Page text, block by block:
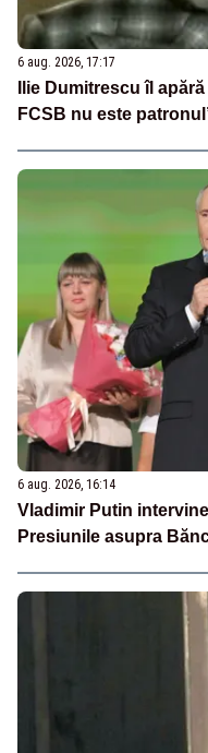
6 aug. 2026, 17:17
Ilie Dumitrescu îl
FCSB nu este
6 aug. 2026, 16:14
Vladimir Putin
Presiunile asupra